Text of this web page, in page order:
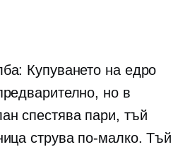
Купуването на едро
но в
спестява пари, тъй
струва по-малко. Тъй